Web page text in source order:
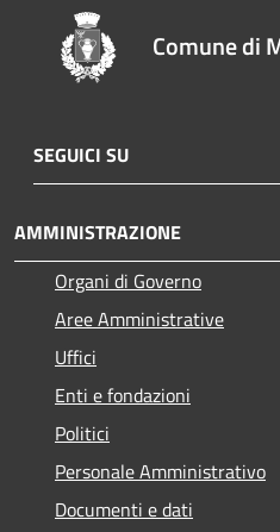
Comune di
SEGUICI SU
AMMINISTRAZIONE
Organi di Governo
Aree Amministrative
Uffici
Enti e fondazioni
Politici
Personale Amministrativo
Documenti e dati